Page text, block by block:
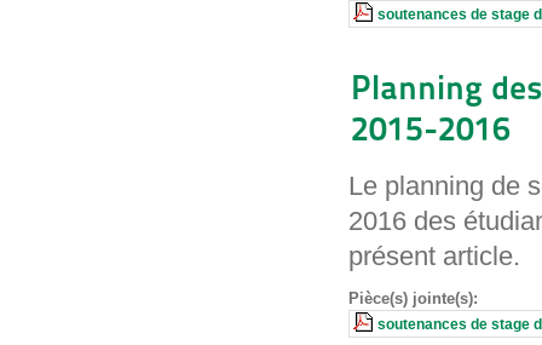
soutenances de stage
Planning
2015-2016
Le planning de
2016 des
présent article.
Pièce(s) jointe(s):
soutenances de stage